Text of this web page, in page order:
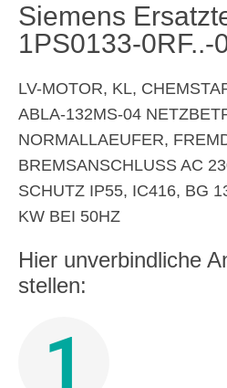
Siemens
1PS0133-0RF..-
LV-MOTOR, KL,
ABLA-132MS-04
NORMALLAEUFER,
BREMSANSCHLUSS AC
SCHUTZ IP55, IC416, BG
KW BEI 50HZ
Hier unverbindliche
stellen:
1